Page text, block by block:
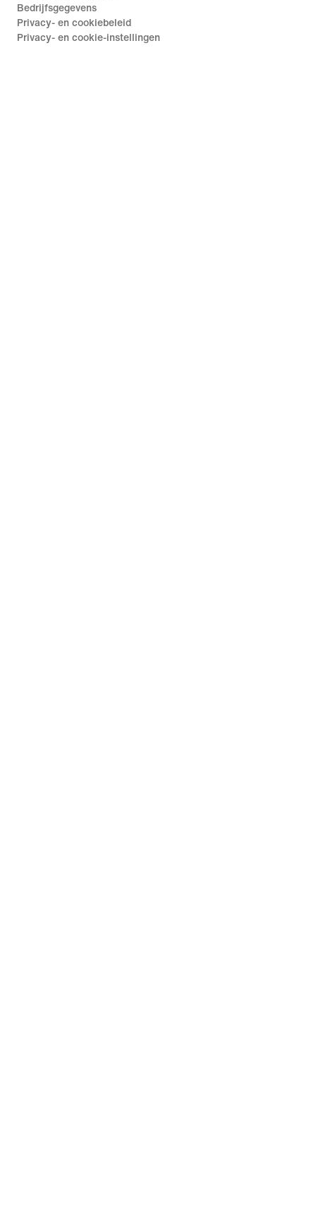
Bedrijfsgegevens
Privacy- en cookiebeleid
Privacy- en cookie-instellingen